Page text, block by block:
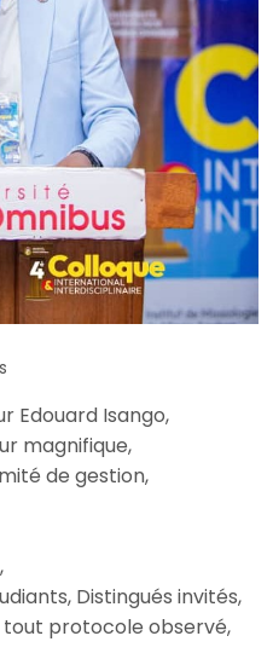
Edouard Isango,
magnifique,
de gestion,
Distingués invités,
tout protocole observé,